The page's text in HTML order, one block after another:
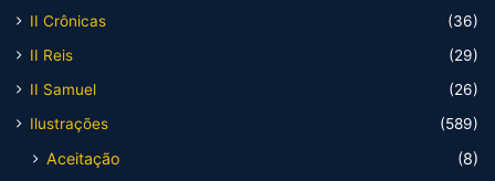
II Crônicas
(36)
II Reis
(29)
II Samuel
(26)
Ilustrações
(589)
Aceitação
(8)